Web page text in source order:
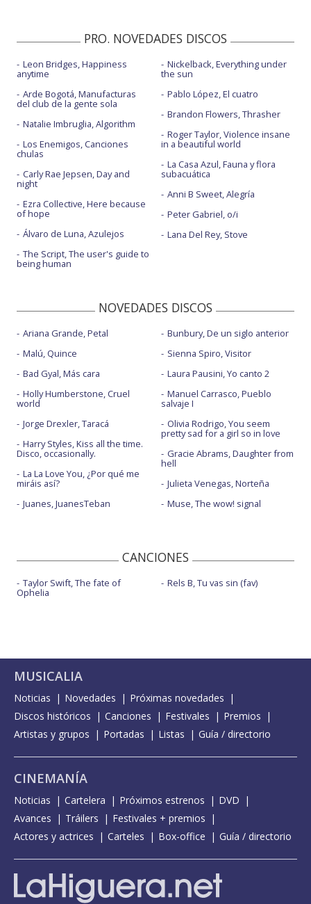
PRO. NOVEDADES DISCOS
Leon Bridges, Happiness
anytime
Arde Bogotá, Manufacturas
del club de la gente sola
Natalie Imbruglia, Algorithm
Los Enemigos, Canciones
chulas
Carly Rae Jepsen, Day and
night
Ezra Collective, Here because
of hope
Álvaro de Luna, Azulejos
The Script, The user's guide to
being human
Nickelback, Everything under
the sun
Pablo López, El cuatro
Brandon Flowers, Thrasher
Roger Taylor, Violence insane
in a beautiful world
La Casa Azul, Fauna y flora
subacuática
Anni B Sweet, Alegría
Peter Gabriel, o/i
Lana Del Rey, Stove
NOVEDADES DISCOS
Ariana Grande, Petal
Malú, Quince
Bad Gyal, Más cara
Holly Humberstone, Cruel
world
Jorge Drexler, Taracá
Harry Styles, Kiss all the time.
Disco, occasionally.
La La Love You, ¿Por qué me
miráis así?
Juanes, JuanesTeban
Bunbury, De un siglo anterior
Sienna Spiro, Visitor
Laura Pausini, Yo canto 2
Manuel Carrasco, Pueblo
salvaje I
Olivia Rodrigo, You seem
pretty sad for a girl so in love
Gracie Abrams, Daughter from
hell
Julieta Venegas, Norteña
Muse, The wow! signal
CANCIONES
Taylor Swift, The fate of
Ophelia
Rels B, Tu vas sin (fav)
MUSICALIA
Noticias Novedades
Próximas novedades
Discos históricos
Canciones Festivales
Premios
Artistas y grupos
Portadas Listas Guía / directorio
CINEMANÍA
Noticias Cartelera Próximos estrenos
DVD
Avances
Tráilers
Festivales + premios
Actores y actrices
Carteles Box-office Guía / directorio